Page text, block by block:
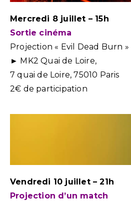
Mercredi 8 juillet – 15h
Sortie cinéma
Projection « Evil Dead Burn »
► MK2 Quai de Loire,
7 quai de Loire, 75010 Paris
2€ de participation
Vendredi 10 juillet – 21h
Projection d’un match